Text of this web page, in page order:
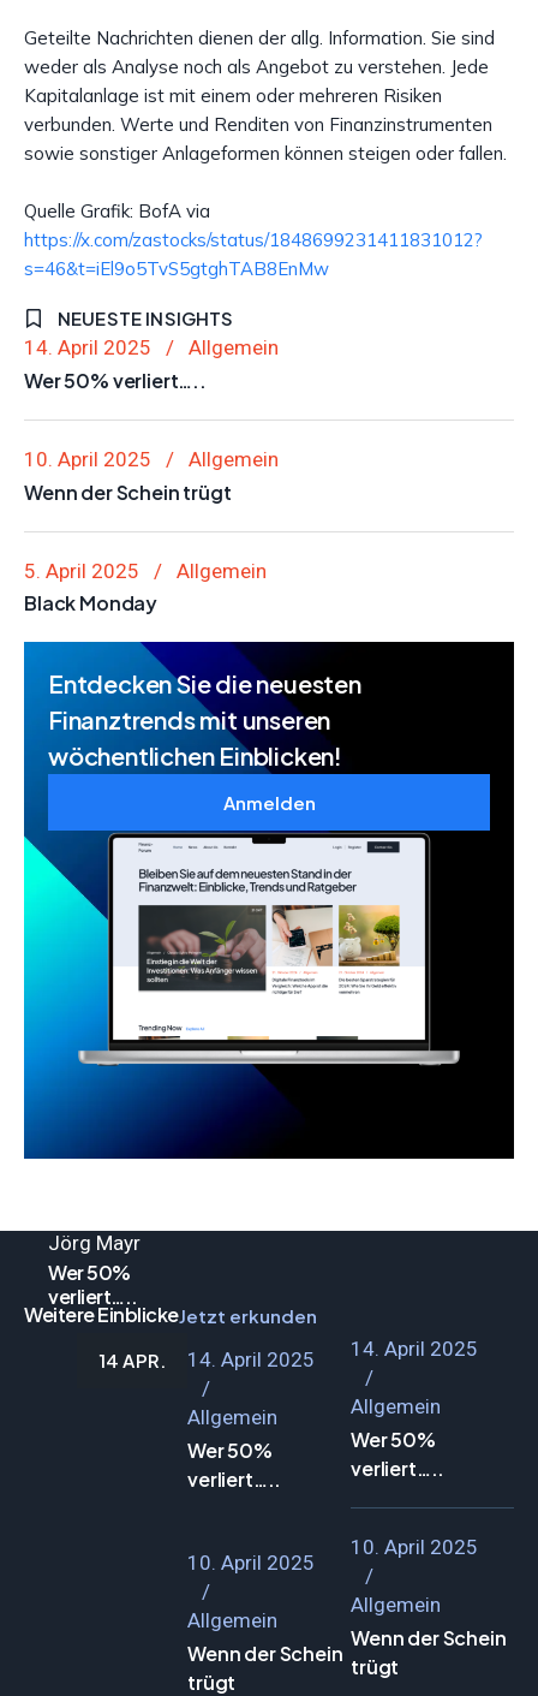
Geteilte Nachrichten dienen der allg. Information. Sie sind
weder als Analyse noch als Angebot zu verstehen. Jede
Kapitalanlage ist mit einem oder mehreren Risiken
verbunden. Werte und Renditen von Finanzinstrumenten
sowie sonstiger Anlageformen können steigen oder fallen.
Quelle Grafik: BofA via
https://x.com/zastocks/status/1848699231411831012?
s=46&t=iEl9o5TvS5gtghTAB8EnMw
NEUESTE INSIGHTS
14. April 2025 Allgemein
Wer 50% verliert…..
10. April 2025 Allgemein
Wenn der Schein trügt
5. April 2025 Allgemein
Black Monday
Entdecken Sie die neuesten
Finanztrends mit unseren
wöchentlichen Einblicken!
Anmelden
Weitere EinblickeJetzt erkunden
14 APR.
Jörg Mayr
Wer 50%
verliert…..
14. April 2025
Allgemein
Wer 50%
verliert…..
10. April 2025
Allgemein
Wenn der Schein
trügt
14. April 2025
Allgemein
Wer 50%
verliert…..
10. April 2025
Allgemein
Wenn der Schein
trügt